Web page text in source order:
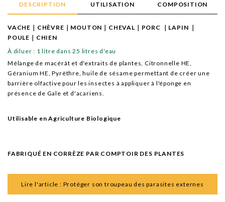
DESCRIPTION UTILISATION COMPOSITION
VACHE｜CHÈVRE｜MOUTON｜CHEVAL｜PORC ｜LAPIN ｜
POULE｜CHIEN
À diluer : 1 litre dans 25 litres d'eau
Mélange de macérât et d'extraits de plantes, Citronnelle HE,
Géranium HE, Pyrèthre, huile de sésame permettant de créer une
barrière olfactive pour les insectes à appliquer à l'éponge en
présence de Gale et d'acariens.
Utilisable en Agriculture Biologique
FABRIQUÉ EN CORRÈZE PAR COMPTOIR DES PLANTES
Lire l'article : Protéger son troupeau des parasites externes